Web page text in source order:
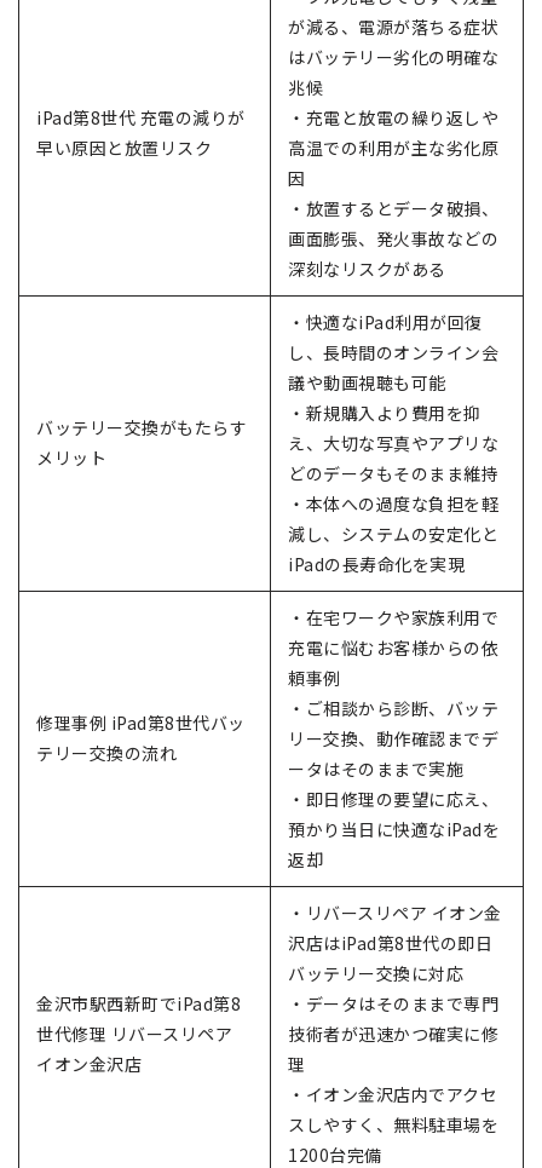
iPad第8世代 充電の減りが
早い原因と放置リスク
が減る、電源が落ちる症状
はバッテリー劣化の明確な
兆候
・充電と放電の繰り返しや
高温での利用が主な劣化原
因
・放置するとデータ破損、
画面膨張、発火事故などの
深刻なリスクがある
バッテリー交換がもたらす
メリット
・快適なiPad利用が回復
し、長時間のオンライン会
議や動画視聴も可能
・新規購入より費用を抑
え、大切な写真やアプリな
どのデータもそのまま維持
・本体への過度な負担を軽
減し、システムの安定化と
iPadの長寿命化を実現
修理事例 iPad第8世代バッ
テリー交換の流れ
・在宅ワークや家族利用で
充電に悩むお客様からの依
頼事例
・ご相談から診断、バッテ
リー交換、動作確認までデ
ータはそのままで実施
・即日修理の要望に応え、
預かり当日に快適なiPadを
返却
金沢市駅西新町でiPad第8
世代修理 リバースリペア
イオン金沢店
・リバースリペア イオン金
沢店はiPad第8世代の即日
バッテリー交換に対応
・データはそのままで専門
技術者が迅速かつ確実に修
理
・イオン金沢店内でアクセ
スしやすく、無料駐車場を
1200台完備